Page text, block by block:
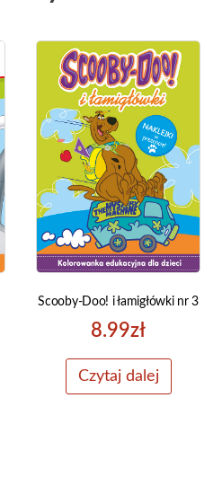
Scooby-Doo! i łamigłówki nr 3
8.99zł
Czytaj dalej